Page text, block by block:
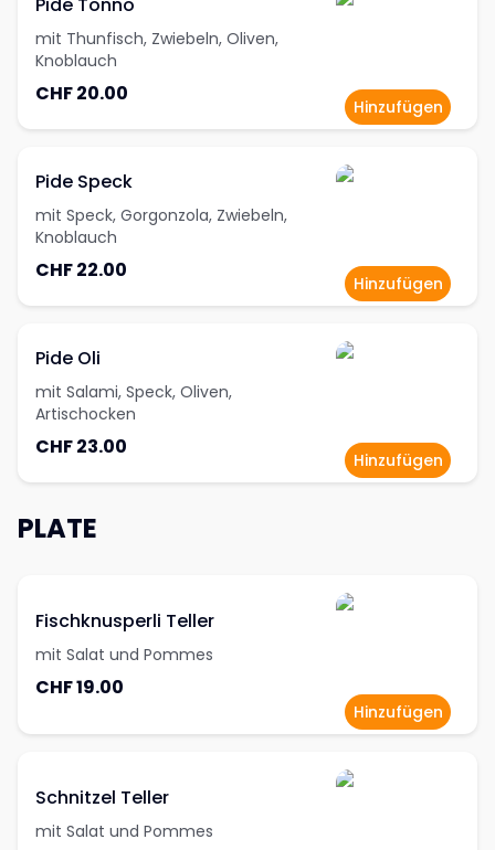
mit Thunfisch, Zwiebeln, Oliven,
Knoblauch
CHF 20.00
Hinzufügen
Pide Speck
mit Speck, Gorgonzola, Zwiebeln,
Knoblauch
CHF 22.00
Hinzufügen
Pide Oli
mit Salami, Speck, Oliven,
Artischocken
CHF 23.00
Hinzufügen
PLATE
Fischknusperli Teller
mit Salat und Pommes
CHF 19.00
Hinzufügen
Schnitzel Teller
mit Salat und Pommes